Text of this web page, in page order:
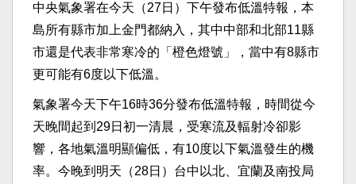
中央氣象署在今天（27日）下午發布低溫特報，本
島所有縣市加上金門都納入，其中中部和北部11縣
市還是代表非常寒冷的「橙色燈號」，當中有8縣市
更可能有6度以下低溫。
氣象署今天下午16時36分發布低溫特報，時間從今
天晚間起到29日初一清晨，受寒流及輻射冷卻影
響，各地氣溫明顯偏低，有10度以下氣溫發生的機
率。今晚到明天（28日）台中以北、宜蘭及南投局